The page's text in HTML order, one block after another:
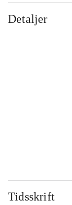
Detaljer
Tidsskrift